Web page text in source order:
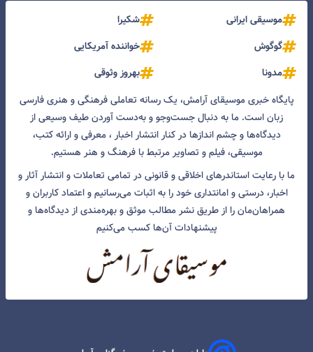
موسیقی ایرانی
شکیرا
گوگوش
خواننده آمریکایی
مدونا
بهروز وثوقی
پایگاه خبری موسیقای آرامش، یک رسانه تعاملی فرهنگی و هنری فارسی
زبان است. ما به دنبال جست‌و‌جو و به‌دست آوردن طیف وسیعی از
دیدگاه‌ها و چشم انداز‌ها در کنار انتشار اخبار ، معرفی و ارائه کتب،
موسیقی، فیلم و تصاویر مرتبط با فرهنگ و هنر هستیم.
ما با رعایت استاندرهای اخلاقی و قانونی در تمامی تعاملات و انتشار آثار و
اخبار، درستی و امانتداری خود را به اثبات می‌رسانیم و اعتماد کاربران و
همراهان‌مان را از طریق نشر مطالب موثق و بهره‌مندی از دیدگاه‌ها و
پیشنهادات آن‌ها کسب می‌کنیم